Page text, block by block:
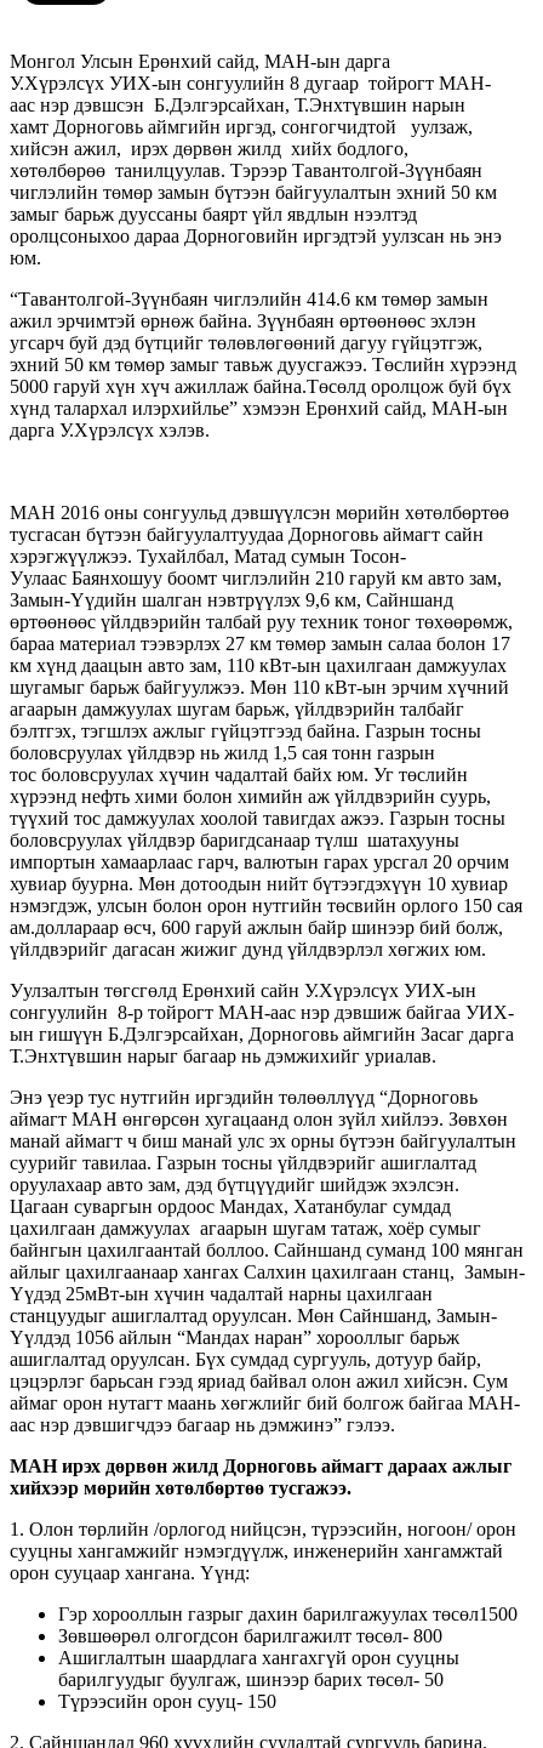
Монгол Улсын Ерөнхий сайд, МАН-ын дарга
У.Хүрэлсүх УИХ-ын сонгуулийн 8 дугаар тойрогт МАН-
аас нэр дэвшсэн Б.Дэлгэрсайхан, Т.Энхтүвшин нарын
хамт Дорноговь аймгийн иргэд, сонгогчидтой уулзаж,
хийсэн ажил, ирэх дөрвөн жилд хийх бодлого,
хөтөлбөрөө танилцуулав. Тэрээр Тавантолгой-Зүүнбаян
чиглэлийн төмөр замын бүтээн байгуулалтын эхний 50 км
замыг барьж дууссаны баярт үйл явдлын нээлтэд
оролцсоныхоо дараа Дорноговийн иргэдтэй уулзсан нь энэ
юм.
“Тавантолгой-Зүүнбаян чиглэлийн 414.6 км төмөр замын
ажил эрчимтэй өрнөж байна. Зүүнбаян өртөөнөөс эхлэн
угсарч буй дэд бүтцийг төлөвлөгөөний дагуу гүйцэтгэж,
эхний 50 км төмөр замыг тавьж дуусгажээ. Төслийн хүрээнд
5000 гаруй хүн хүч ажиллаж байна.Төсөлд оролцож буй бүх
хүнд талархал илэрхийлье” хэмээн Ерөнхий сайд, МАН-ын
дарга У.Хүрэлсүх хэлэв.
МАН 2016 оны сонгуульд дэвшүүлсэн мөрийн хөтөлбөртөө
тусгасан бүтээн байгуулалтуудаа Дорноговь аймагт сайн
хэрэгжүүлжээ. Тухайлбал, Матад сумын Тосон-
Уулаас Баянхошуу боомт чиглэлийн 210 гаруй км авто зам,
Замын-Үүдийн шалган нэвтрүүлэх 9,6 км, Сайншанд
өртөөнөөс үйлдвэрийн талбай руу техник тоног төхөөрөмж,
бараа материал тээвэрлэх 27 км төмөр замын салаа болон 17
км хүнд даацын авто зам, 110 кВт-ын цахилгаан дамжуулах
шугамыг барьж байгуулжээ. Мөн 110 кВт-ын эрчим хүчний
агаарын дамжуулах шугам барьж, үйлдвэрийн талбайг
бэлтгэх, тэгшлэх ажлыг гүйцэтгээд байна. Газрын тосны
боловсруулах үйлдвэр нь жилд 1,5 сая тонн газрын
тос боловсруулах хүчин чадалтай байх юм. Уг төслийн
хүрээнд нефть хими болон химийн аж үйлдвэрийн суурь,
түүхий тос дамжуулах хоолой тавигдах ажээ. Газрын тосны
боловсруулах үйлдвэр баригдсанаар түлш шатахууны
импортын хамаарлаас гарч, валютын гарах урсгал 20 орчим
хувиар буурна. Мөн дотоодын нийт бүтээгдэхүүн 10 хувиар
нэмэгдэж, улсын болон орон нутгийн төсвийн орлого 150 сая
ам.доллараар өсч, 600 гаруй ажлын байр шинээр бий болж,
үйлдвэрийг дагасан жижиг дунд үйлдвэрлэл хөгжих юм.
Уулзалтын төгсгөлд Ерөнхий сайн У.Хүрэлсүх УИХ-ын
сонгуулийн 8-р тойрогт МАН-аас нэр дэвшиж байгаа УИХ-
ын гишүүн Б.Дэлгэрсайхан, Дорноговь аймгийн Засаг дарга
Т.Энхтүвшин нарыг багаар нь дэмжихийг уриалав.
Энэ үеэр тус нутгийн иргэдийн төлөөллүүд “Дорноговь
аймагт МАН өнгөрсөн хугацаанд олон зүйл хийлээ. Зөвхөн
манай аймагт ч биш манай улс эх орны бүтээн байгуулалтын
суурийг тавилаа. Газрын тосны үйлдвэрийг ашиглалтад
оруулахаар авто зам, дэд бүтцүүдийг шийдэж эхэлсэн.
Цагаан суваргын ордоос Мандах, Хатанбулаг сумдад
цахилгаан дамжуулах агаарын шугам татаж, хоёр сумыг
байнгын цахилгаантай боллоо. Сайншанд суманд 100 мянган
айлыг цахилгаанаар хангах Салхин цахилгаан станц, Замын-
Үүдэд 25мВт-ын хүчин чадалтай нарны цахилгаан
станцуудыг ашиглалтад оруулсан. Мөн Сайншанд, Замын-
Үүлдэд 1056 айлын “Мандах наран” хорооллыг барьж
ашиглалтад оруулсан. Бүх сумдад сургууль, дотуур байр,
цэцэрлэг барьсан гээд яриад байвал олон ажил хийсэн. Сум
аймаг орон нутагт маань хөгжлийг бий болгож байгаа МАН-
аас нэр дэвшигчдээ багаар нь дэмжинэ” гэлээ.
МАН ирэх дөрвөн жилд Дорноговь аймагт дараах ажлыг
хийхээр мөрийн хөтөлбөртөө тусгажээ.
1. Олон төрлийн /орлогод нийцсэн, түрээсийн, ногоон/ орон
сууцны хангамжийг нэмэгдүүлж, инженерийн хангамжтай
орон сууцаар хангана. Үүнд:
Гэр хорооллын газрыг дахин барилгажуулах төсөл1500
Зөвшөөрөл олгогдсон барилгажилт төсөл- 800
Ашиглалтын шаардлага хангахгүй орон сууцны
барилгуудыг буулгаж, шинээр барих төсөл- 50
Түрээсийн орон сууц- 150
2. Сайншандад 960 хүүхдийн суудалтай сургууль барина.